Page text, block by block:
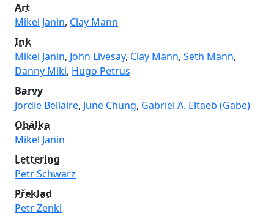
Art
Mikel Janin, Clay Mann
Ink
Mikel Janin, John Livesay, Clay Mann, Seth Mann,
Danny Miki, Hugo Petrus
Barvy
Jordie Bellaire, June Chung, Gabriel A. Eltaeb (Gabe)
Obálka
Mikel Janin
Lettering
Petr Schwarz
Překlad
Petr Zenkl